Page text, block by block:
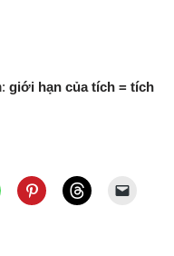
giới hạn của tích = tích